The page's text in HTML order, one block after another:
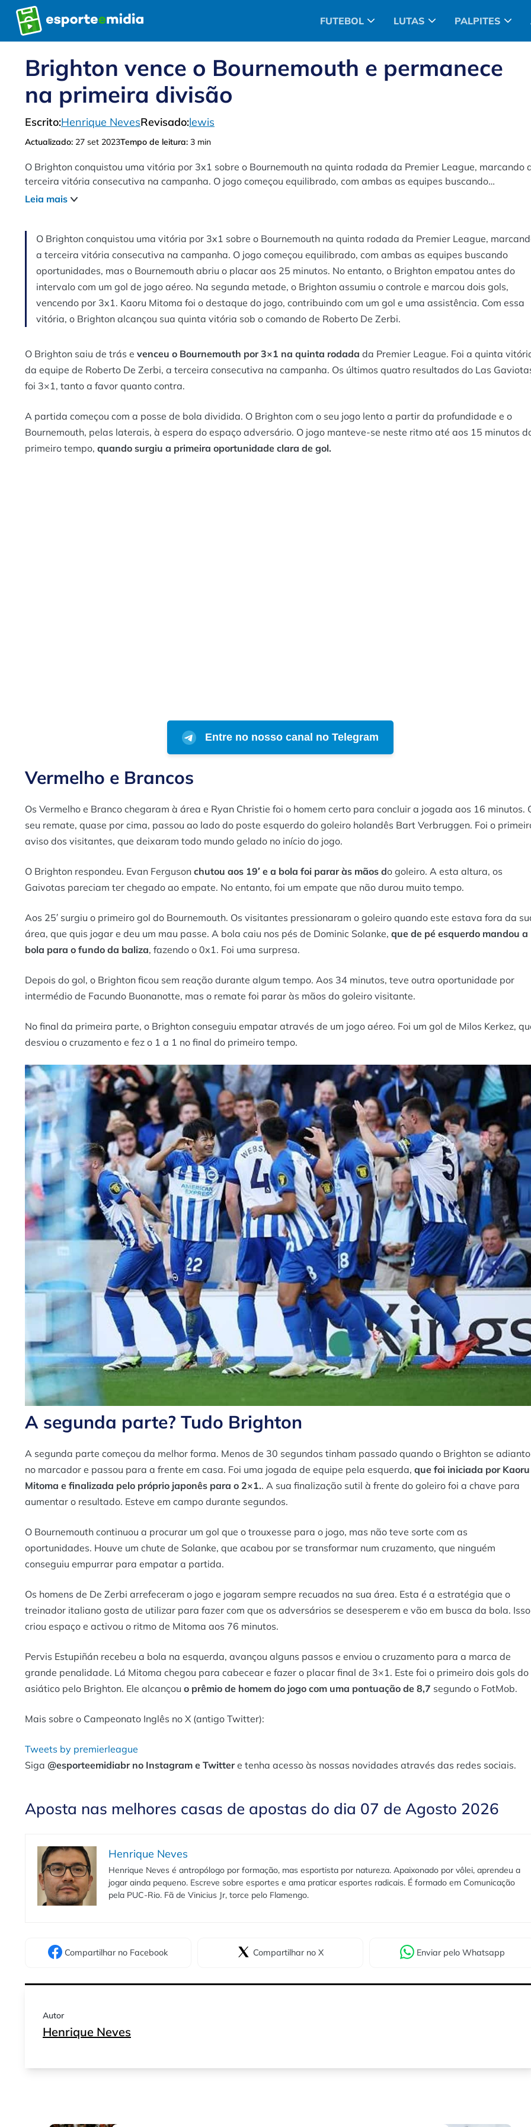
Pular
para
o
FUTEBOL LUTAS PALPITES
Brighton vence o Bournemouth e permanece
na primeira divisão
Escrito:Henrique NevesRevisado:lewis
Actualizado: 27 set 2023Tempo de leitura: 3 min
O Brighton conquistou uma vitória por 3x1 sobre o Bournemouth na quinta rodada da Premier League, marcando
terceira vitória consecutiva na campanha. O jogo começou equilibrado, com ambas as equipes buscando
oportunidades, mas o Bournemouth abriu o placar aos 25 minutos. No entanto, o Brighton empatou antes do
vitória, o Brighton alcançou sua quinta vitória sob o comando de Roberto De Zerbi.
Leia mais
O Brighton conquistou uma vitória por 3x1 sobre o Bournemouth na quinta rodada da Premier League,
a terceira vitória consecutiva na campanha. O jogo começou equilibrado, com ambas as equipes buscando
oportunidades, mas o Bournemouth abriu o placar aos 25 minutos. No entanto, o Brighton empatou antes do
intervalo com um gol de jogo aéreo. Na segunda metade, o Brighton assumiu o controle e marcou dois gols,
vencendo por 3x1. Kaoru Mitoma foi o destaque do jogo, contribuindo com um gol e uma assistência. Com essa
vitória, o Brighton alcançou sua quinta vitória sob o comando de Roberto De Zerbi.
O Brighton saiu de trás e venceu o Bournemouth por 3×1 na quinta rodada da Premier League. Foi a quinta
da equipe de Roberto De Zerbi, a terceira consecutiva na campanha. Os últimos quatro resultados do Las
foi 3×1, tanto a favor quanto contra.
A partida começou com a posse de bola dividida. O Brighton com o seu jogo lento a partir da profundidade e o
Bournemouth, pelas laterais, à espera do espaço adversário. O jogo manteve-se neste ritmo até aos 15 minutos
primeiro tempo, quando surgiu a primeira oportunidade clara de gol.
Entre no nosso canal no Telegram
Vermelho e Brancos
Os Vermelho e Branco chegaram à área e Ryan Christie foi o homem certo para concluir a jogada aos 16 minutos.
seu remate, quase por cima, passou ao lado do poste esquerdo do goleiro holandês Bart Verbruggen. Foi o
aviso dos visitantes, que deixaram todo mundo gelado no início do jogo.
O Brighton respondeu. Evan Ferguson chutou aos 19′ e a bola foi parar às mãos do goleiro. A esta altura, os
Gaivotas pareciam ter chegado ao empate. No entanto, foi um empate que não durou muito tempo.
Aos 25′ surgiu o primeiro gol do Bournemouth. Os visitantes pressionaram o goleiro quando este estava fora da
área, que quis jogar e deu um mau passe. A bola caiu nos pés de Dominic Solanke, que de pé esquerdo mandou a
bola para o fundo da baliza, fazendo o 0x1. Foi uma surpresa.
Depois do gol, o Brighton ficou sem reação durante algum tempo. Aos 34 minutos, teve outra oportunidade por
intermédio de Facundo Buonanotte, mas o remate foi parar às mãos do goleiro visitante.
No final da primeira parte, o Brighton conseguiu empatar através de um jogo aéreo. Foi um gol de Milos Kerkez,
desviou o cruzamento e fez o 1 a 1 no final do primeiro tempo.
A segunda parte? Tudo Brighton
A segunda parte começou da melhor forma. Menos de 30 segundos tinham passado quando o Brighton se
no marcador e passou para a frente em casa. Foi uma jogada de equipe pela esquerda, que foi iniciada por Kaoru
Mitoma e finalizada pelo próprio japonês para o 2×1.. A sua finalização sutil à frente do goleiro foi a chave para
aumentar o resultado. Esteve em campo durante segundos.
O Bournemouth continuou a procurar um gol que o trouxesse para o jogo, mas não teve sorte com as
oportunidades. Houve um chute de Solanke, que acabou por se transformar num cruzamento, que ninguém
conseguiu empurrar para empatar a partida.
Os homens de De Zerbi arrefeceram o jogo e jogaram sempre recuados na sua área. Esta é a estratégia que o
treinador italiano gosta de utilizar para fazer com que os adversários se desesperem e vão em busca da bola. Isso
criou espaço e activou o ritmo de Mitoma aos 76 minutos.
Pervis Estupiñán recebeu a bola na esquerda, avançou alguns passos e enviou o cruzamento para a marca de
grande penalidade. Lá Mitoma chegou para cabecear e fazer o placar final de 3×1. Este foi o primeiro dois gols do
asiático pelo Brighton. Ele alcançou o prêmio de homem do jogo com uma pontuação de 8,7 segundo o FotMob.
Mais sobre o Campeonato Inglês no X (antigo Twitter):
Tweets by premierleague
Siga @esporteemidiabr no Instagram e Twittere tenha acesso às nossas novidades através das redes sociais.
Aposta nas melhores casas de apostas do dia 07 de Agosto 2026
Henrique Neves
Henrique Neves é antropólogo por formação, mas esportista por natureza. Apaixonado por vôlei, aprendeu a
jogar ainda pequeno. Escreve sobre esportes e ama praticar esportes radicais. É formado em Comunicação
pela PUC-Rio. Fã de Vinicius Jr, torce pelo Flamengo.
Compartilhar no Facebook Compartilhar no X Enviar pelo Whatsapp
Autor
Henrique Neves